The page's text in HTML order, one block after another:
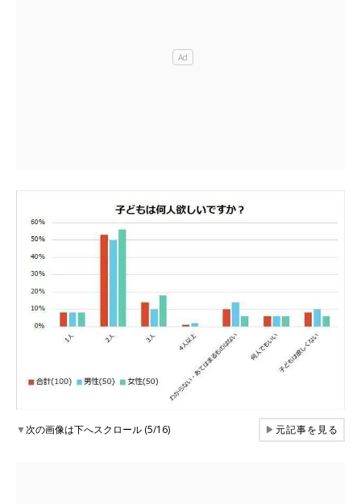
▼次の画像は下へスクロール (5/16) ▶元記事を見る